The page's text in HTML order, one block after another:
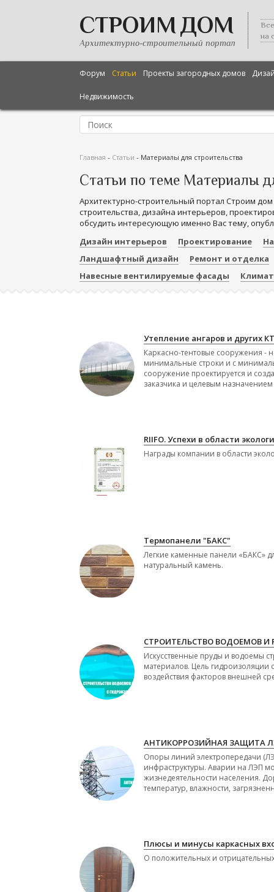
СТРОИМ ДОМ
Архитектурно-строительный портал
на
Форум Статьи Проекты загородных домов
Недвижимость
Главная - Статьи - Материалы для строительства
Статьи по теме Материалы
Архитектурно-строительный портал Строим
строительства, дизайна интерьеров,
обсудить интересующую именно Вас тему,
Дизайн интерьеров
Проектирование
Ландшафтный дизайн
Ремонт и отделка
Навесные вентилируемые фасады
Утепление ангаров и других
Каркасно-тентовые сооружения -
минимальные строки и с
сооружение проектируется и
заказчика и целевым
RIIFO. Успехи в области
Награды компании в области
Термопанели "БАКС"
Легкие каменные панели «БАКС»
натуральный камень.
СТРОИТЕЛЬСТВО ВОДОЕМОВ И
Искусственные пруды и водоемы
материалов. Цель гидроизоляции
воздействия факторов внешней
АНТИКОРРОЗИЙНАЯ ЗАЩИТА
Опоры линий электропередачи
инфраструктуры. Аварии на ЛЭП
жизнедеятельности населения.
температур, влажности,
Плюсы и минусы каркасных
О положительных и